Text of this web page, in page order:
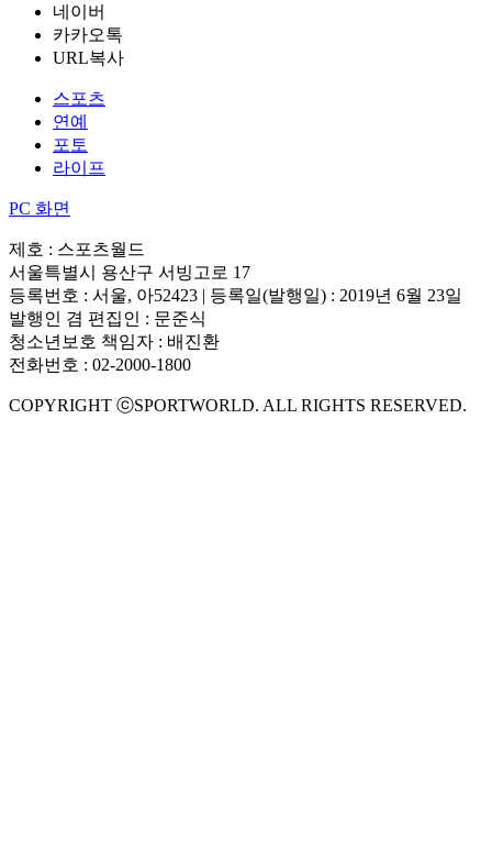
네이버
카카오톡
URL복사
스포츠
연예
포토
라이프
PC 화면
제호 : 스포츠월드
서울특별시 용산구 서빙고로 17
등록번호 : 서울, 아52423 | 등록일(발행일) : 2019년 6월 23일
발행인 겸 편집인 : 문준식
청소년보호 책임자 : 배진환
전화번호 : 02-2000-1800
COPYRIGHT ⓒSPORTWORLD. ALL RIGHTS RESERVED.